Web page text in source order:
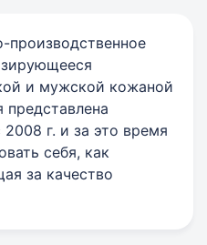
и мужской кожаной
г. и за это время
себя, как
за качество